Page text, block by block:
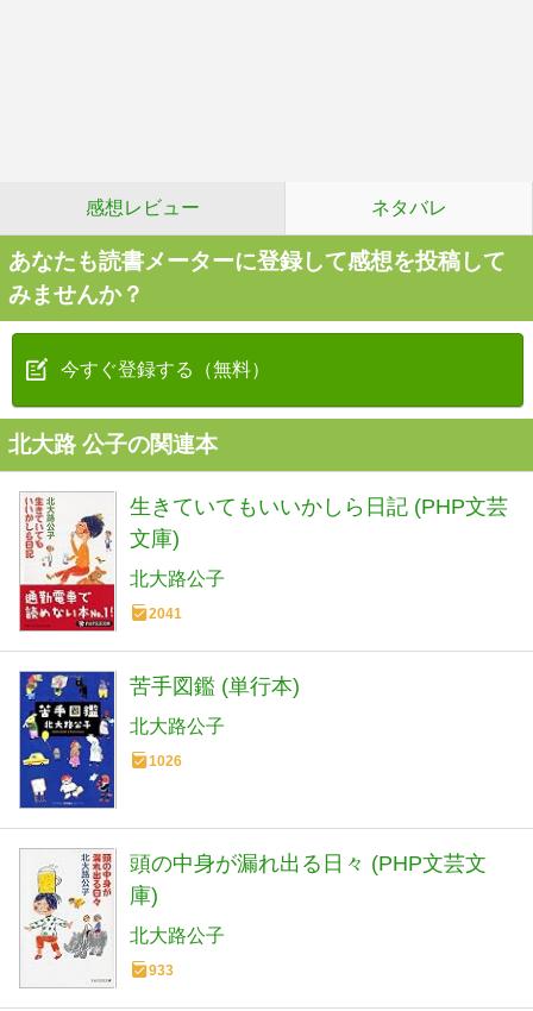
感想レビュー ネタバレ
あなたも読書メーターに登録して感想を投稿して
みませんか？
今すぐ登録する（無料）
北大路 公子の関連本
生きていてもいいかしら日記 (PHP文芸
文庫)
北大路公子
2041
苦手図鑑 (単行本)
北大路公子
1026
頭の中身が漏れ出る日々 (PHP文芸文
庫)
北大路公子
933